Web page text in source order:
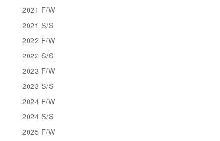
2021 F/W
2021 S/S
2022 F/W
2022 S/S
2023 F/W
2023 S/S
2024 F/W
2024 S/S
2025 F/W